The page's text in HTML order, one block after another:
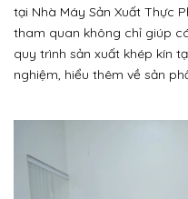
tại Nhà Máy Sản Xuất Thực
tham quan không chỉ giúp
quy trình sản xuất khép kín
nghiệm, hiểu thêm về sản